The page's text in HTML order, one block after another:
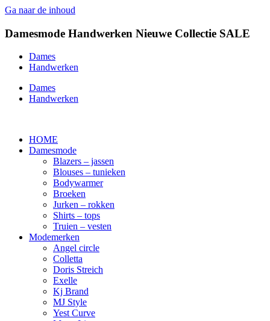
Ga naar de inhoud
Damesmode Handwerken Nieuwe Collectie SALE
Dames
Handwerken
Dames
Handwerken
HOME
Damesmode
Blazers – jassen
Blouses – tunieken
Bodywarmer
Broeken
Jurken – rokken
Shirts – tops
Truien – vesten
Modemerken
Angel circle
Colletta
Doris Streich
Exelle
Kj Brand
MJ Style
Yest Curve